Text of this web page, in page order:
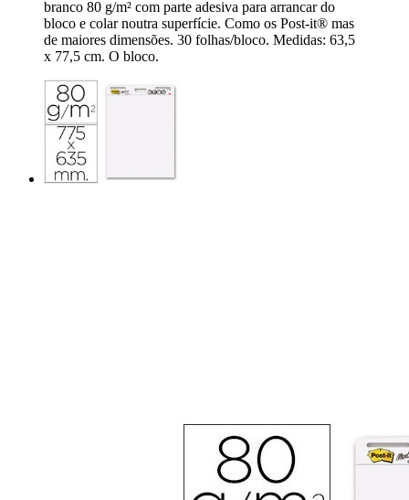
branco 80 g/m² com parte adesiva para arrancar do
bloco e colar noutra superfície. Como os Post-it® mas
de maiores dimensões. 30 folhas/bloco. Medidas: 63,5
x 77,5 cm. O bloco.